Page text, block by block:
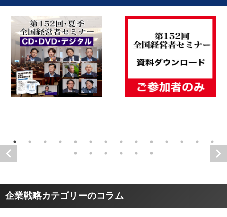
企業戦略カテゴリーのコラム